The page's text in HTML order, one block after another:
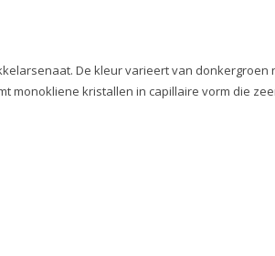
De kleur varieert van donkergroen
monokliene kristallen in capillaire vorm die